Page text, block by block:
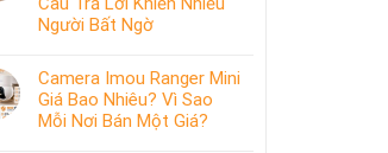
Người Bất Ngờ
Camera Imou Ranger Mini
Giá Bao Nhiêu? Vì Sao
Mỗi Nơi Bán Một Giá?